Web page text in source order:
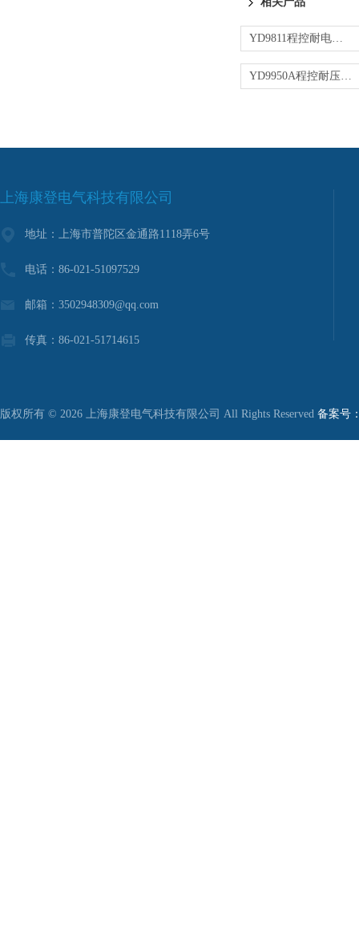
YD9811程控耐电压测试仪
YD9950A程控耐压绝缘测试仪
上海康登电气科技有限公司
地址：上海市普陀区金通路1118弄6号
电话：86-021-51097529
邮箱：3502948309@qq.com
传真：86-021-51714615
版权所有 © 2026 上海康登电气科技有限公司 All Rights Reserved 备案号